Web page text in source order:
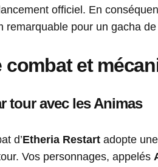
officiel. En
remarquable pour un gacha
combat et
tour avec les Animas
d’Etheria Restart adopte
Vos personnages, appelés